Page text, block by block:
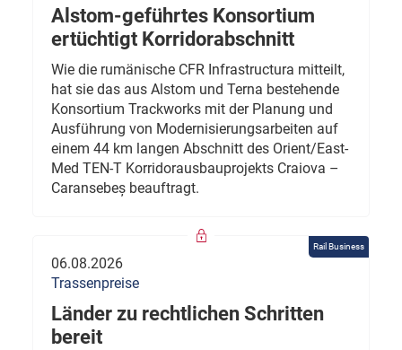
Alstom-geführtes Konsortium
ertüchtigt Korridorabschnitt
Wie die rumänische CFR Infrastructura mitteilt,
hat sie das aus Alstom und Terna bestehende
Konsortium Trackworks mit der Planung und
Ausführung von Modernisierungsarbeiten auf
einem 44 km langen Abschnitt des Orient/East-
Med TEN-T Korridorausbauprojekts Craiova –
Caransebeș beauftragt.
Rail Business
06.08.2026
Trassenpreise
Länder zu rechtlichen Schritten
bereit